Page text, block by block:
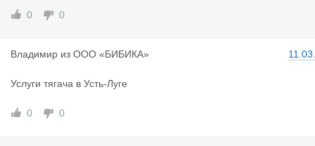
0 0
Владимир из ООО «БИБИКА»
Услуги тягача в Усть-Луге
0 0